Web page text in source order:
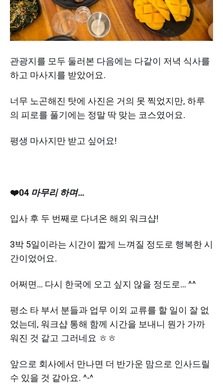
관광지를 모두 둘러본 다음에는 다같이 저녁 식사를
하고 마사지를 받았어요.
너무 노곤해진 탓에 사진은 거의 못 찍었지만, 하루
의 피로를 풀기에는 정말 딱 맞는 코스였어요.
평생 마사지만 받고 싶어요!
❤️04 마무리 하며…
입사 후 두 번째로 다녀온 해외 워크샵!
3박 5일이라는 시간이 짧게 느껴질 정도로 행복한 시
간이었어요.
어쩌면… 다시 한국에 오고 싶지 않을 정도로… ^^
평소 타 부서 분들과 업무 이외 교류를 할 일이 잘 없
었는데, 워크샵 통해 함께 시간을 보내니 뭔가 가까
워진 것 같고 그러네요 ㅎㅎ
앞으로 회사에서 만나면 더 반가운 맘으로 인사드릴
수 있을 것 같아요. ^-^